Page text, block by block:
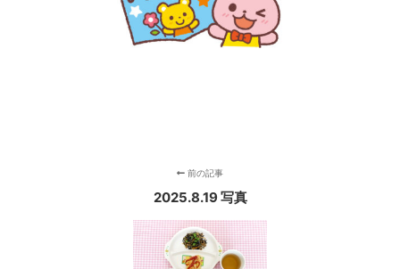
前の記事
2025.8.19 写真